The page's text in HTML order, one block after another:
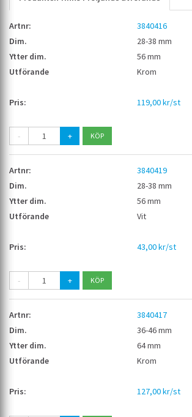
3840416
28-38 mm
56 mm
Krom
119,00 kr/st
- +
3840419
28-38 mm
56 mm
Vit
43,00 kr/st
- +
3840417
36-46 mm
64 mm
Krom
127,00 kr/st